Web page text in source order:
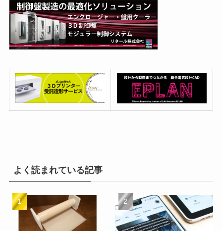
よく読まれている記事